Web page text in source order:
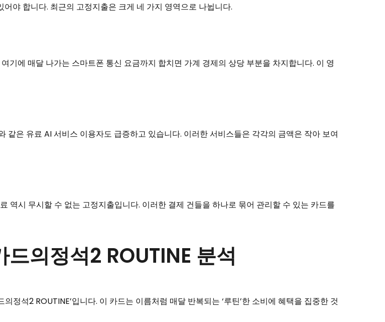
야 합니다. 최근의 고정지출은 크게 네 가지 영역으로 나뉩니다.
기에 매달 나가는 스마트폰 통신 요금까지 합치면 가계 경제의 상당 부분을 차지합니다. 이 영
은 유료 AI 서비스 이용자도 급증하고 있습니다. 이러한 서비스들은 각각의 금액은 작아 보여
역시 무시할 수 없는 고정지출입니다. 이러한 결제 건들을 하나로 묶어 관리할 수 있는 카드를
의정석2 ROUTINE 분석
정석2 ROUTINE’입니다. 이 카드는 이름처럼 매달 반복되는 ‘루틴’한 소비에 혜택을 집중한 것